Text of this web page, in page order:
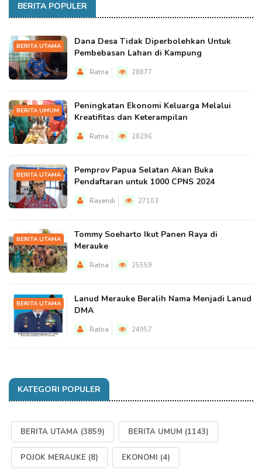
BERITA POPULER
BERITA UTAMA
Dana Desa Tidak Diperbolehkan Untuk
Pembebasan Lahan di Kampung
Ratna 28877
BERITA UMUM
Peningkatan Ekonomi Keluarga Melalui
Kreatifitas dan Keterampilan
Ratna 28296
BERITA UTAMA
Pemprov Papua Selatan Akan Buka
Pendaftaran untuk 1000 CPNS 2024
Rayendi 27103
BERITA UTAMA
Tommy Soeharto Ikut Panen Raya di
Merauke
Ratna 25559
BERITA UTAMA
Lanud Merauke Beralih Nama Menjadi Lanud
DMA
Ratna 24957
KATEGORI POPULER
BERITA UTAMA (3859) BERITA UMUM (1143)
POJOK MERAUKE (8) EKONOMI (4)